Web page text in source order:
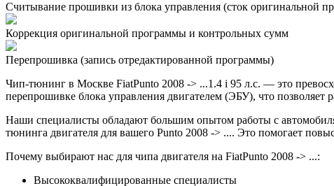
Считывание прошивки из блока управления (сток оригинальной
Коррекция оригинальной программы и контрольных сумм
Перепрошивка (запись отредактированной программы)
Чип-тюнинг в Москве FiatPunto 2008 -> ...1.4 i 95 л.с. — это
перепрошивке блока управления двигателем (ЭБУ), что позволяет
Наши специалисты обладают большим опытом работы с
тюнинга двигателя для вашего Punto 2008 -> .... Это помогает
Почему выбирают нас для чипа двигателя на FiatPunto 2008 -> ...:
Высококвалифицированные специалисты